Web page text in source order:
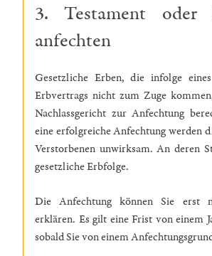
3. Testament oder
anfechten
Gesetzliche Erben, die infolge
Erbvertrags nicht zum Zuge
Nachlassgericht zur Anfechtung
eine erfolgreiche Anfechtung werden
Verstorbenen unwirksam. An deren
gesetzliche Erbfolge.
Die Anfechtung können Sie erst
erklären. Es gilt eine Frist von einem
sobald Sie von einem